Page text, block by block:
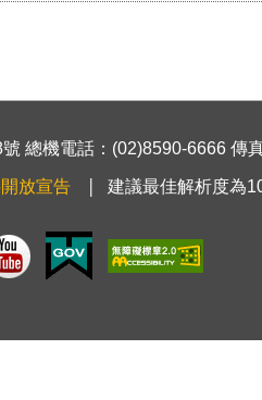
總機電話：(02)8590-6666 傳
放宣告 建議最佳解析度為